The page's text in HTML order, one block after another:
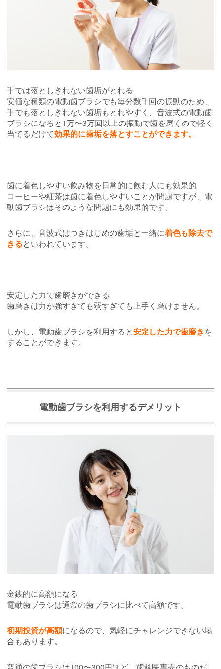
手では落としきれない歯垢がとれる
安価な種類の電動歯ブラシでも毎分数千回の振動のため、
手でも落としきれない歯垢もとれやすく、音波式の電動歯
ブラシになると1万〜3万回以上の振動で歯を磨くので軽く
当てるだけで効果的に歯垢を落とすことができます。
歯に着色しやすい飲み物を日常的に飲む人にも効果的
コーヒーや紅茶は歯に着色しやすいことが問題ですが、電
動歯ブラシはそのような問題にも効果的です。
さらに、音波式はつきはじめの歯垢と一緒に着色も除去で
きるといわれています。
安定した力で歯磨きができる
歯磨きは力が強すぎても弱すぎても上手く磨けません。
しかし、電動歯ブラシを利用すると安定した力で歯磨きを
することができます。
電動歯ブラシを利用するデメリット
金銭的に高額になる
電動歯ブラシは通常の歯ブラシに比べて高額です。
初期投資が高額になるので、気軽にチャレンジできない場
合もあります。